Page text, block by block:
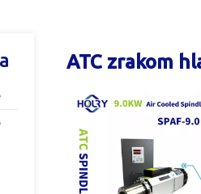
ATC zrakom